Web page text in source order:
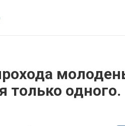
только